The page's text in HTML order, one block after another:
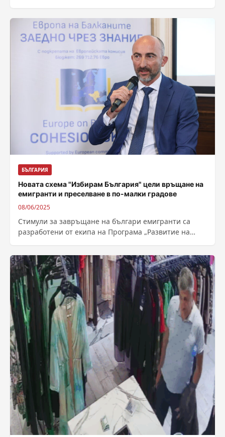
otbelazva-svoa-praznik-sveti-duh
БЪЛГАРИЯ
Новата схема "Избирам България" цели връщане на
емигранти и преселване в по-малки градове
08/06/2025
Стимули за завръщане на българи емигранти са
разработени от екипа на Програма „Развитие на
България“...